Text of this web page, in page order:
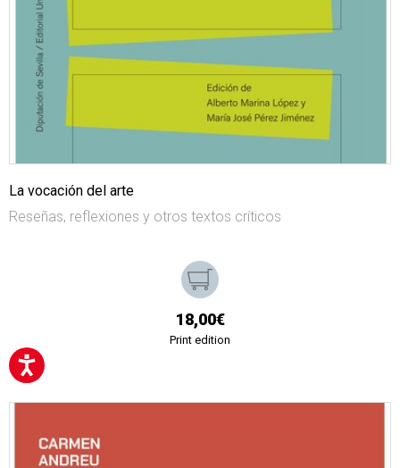
La vocación del arte
Reseñas, reflexiones y otros textos críticos
18,00€
Print edition